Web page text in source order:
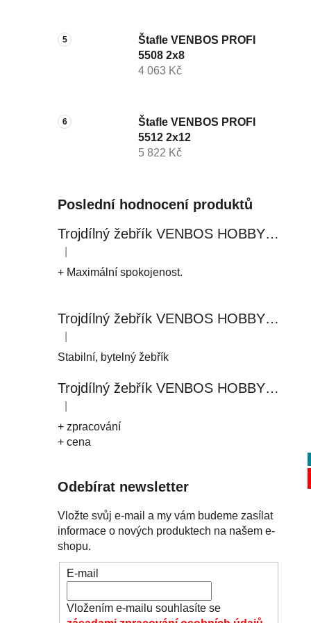
Štafle VENBOS PROFI
5508 2x8
4 063 Kč
Štafle VENBOS PROFI
5512 2x12
5 822 Kč
Poslední hodnocení produktů
Trojdílný žebřík VENBOS HOBBY 4409 3x9
Hodnocení produktu je 5 z 5 hvězdiček.
+ Maximální spokojenost.
Trojdílný žebřík VENBOS HOBBY 4411 3x11
Hodnocení produktu je 5 z 5 hvězdiček.
Stabilní, bytelný žebřík
Trojdílný žebřík VENBOS HOBBY 4408 3x8
Hodnocení produktu je 5 z 5 hvězdiček.
+ zpracování
+ cena
Odebírat newsletter
Vložte svůj e-mail a my vám budeme zasílat
informace o nových produktech na našem e-
shopu.
E-mail
Vložením e-mailu souhlasíte se